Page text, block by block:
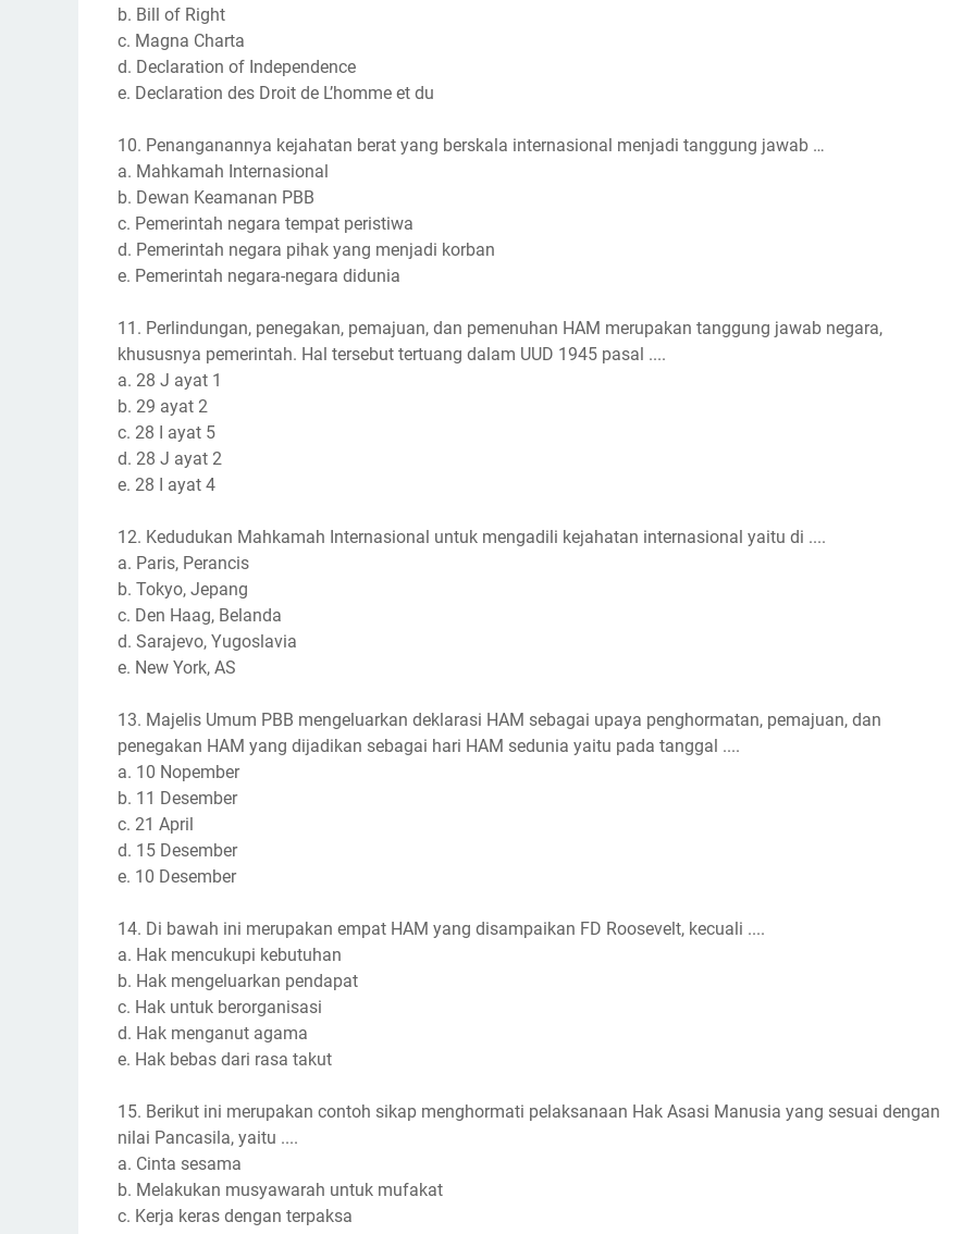
b. Bill of Right
c. Magna Charta
d. Declaration of Independence
e. Declaration des Droit de L’homme et du
10. Penanganannya kejahatan berat yang berskala internasional menjadi tanggung jawab …
a. Mahkamah Internasional
b. Dewan Keamanan PBB
c. Pemerintah negara tempat peristiwa
d. Pemerintah negara pihak yang menjadi korban
e. Pemerintah negara-negara didunia
11. Perlindungan, penegakan, pemajuan, dan pemenuhan HAM merupakan tanggung jawab negara,
khususnya pemerintah. Hal tersebut tertuang dalam UUD 1945 pasal ....
a. 28 J ayat 1
b. 29 ayat 2
c. 28 I ayat 5
d. 28 J ayat 2
e. 28 I ayat 4
12. Kedudukan Mahkamah Internasional untuk mengadili kejahatan internasional yaitu di ....
a. Paris, Perancis
b. Tokyo, Jepang
c. Den Haag, Belanda
d. Sarajevo, Yugoslavia
e. New York, AS
13. Majelis Umum PBB mengeluarkan deklarasi HAM sebagai upaya penghormatan, pemajuan, dan
penegakan HAM yang dijadikan sebagai hari HAM sedunia yaitu pada tanggal ....
a. 10 Nopember
b. 11 Desember
c. 21 April
d. 15 Desember
e. 10 Desember
14. Di bawah ini merupakan empat HAM yang disampaikan FD Roosevelt, kecuali ....
a. Hak mencukupi kebutuhan
b. Hak mengeluarkan pendapat
c. Hak untuk berorganisasi
d. Hak menganut agama
e. Hak bebas dari rasa takut
15. Berikut ini merupakan contoh sikap menghormati pelaksanaan Hak Asasi Manusia yang sesuai dengan
nilai Pancasila, yaitu ....
a. Cinta sesama
b. Melakukan musyawarah untuk mufakat
c. Kerja keras dengan terpaksa